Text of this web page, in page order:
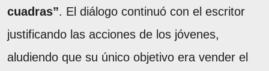
cuadras”. El diálogo continuó con el escritor
justificando las acciones de los jóvenes,
aludiendo que su único objetivo era vender el